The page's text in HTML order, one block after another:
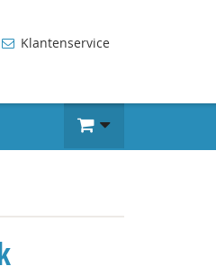
Klantenservice